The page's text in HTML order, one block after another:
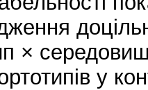
×
у